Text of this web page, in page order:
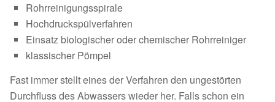
Rohrreinigungsspirale
Hochdruckspülverfahren
Einsatz biologischer oder chemischer Rohrreiniger
klassischer Pömpel
Fast immer stellt eines der Verfahren den ungestörten
Durchfluss des Abwassers wieder her. Falls schon ein